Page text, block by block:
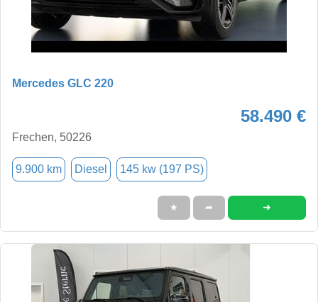
Mercedes GLC 220
58.490 €
Frechen, 50226
9.900 km Diesel 145 kw (197 PS)
★ ➦ ➜